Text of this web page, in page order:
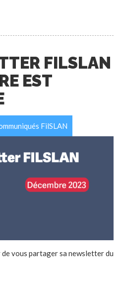
FILSLAN
EST
FilSLAN
vous partager sa newsletter du